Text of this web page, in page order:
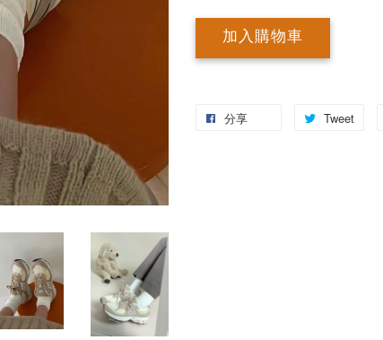
加入購物車
分享 Tweet